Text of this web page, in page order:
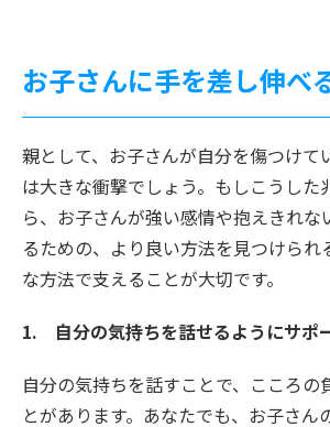
お子さんに手を差し伸べ
親として、お子さんが自分を傷つけて
は大きな衝撃でしょう。もしこうした
ら、お子さんが強い感情や抱えきれな
るための、より良い方法を見つけられ
な方法で支えることが大切です。
1. 自分の気持ちを話せるようにサポ
自分の気持ちを話すことで、こころの
とがあります。あなたでも、お子さん